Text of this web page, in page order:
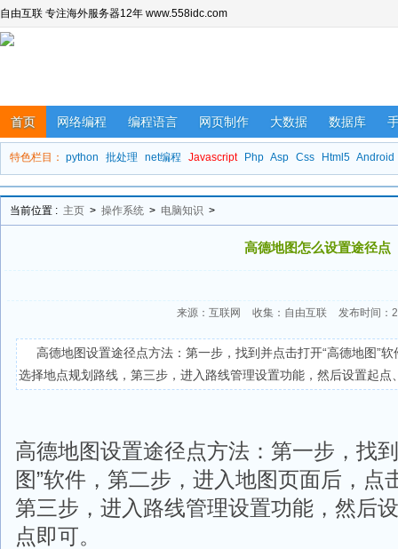
自由互联 专注海外服务器12年 www.558idc.com
首页 网络编程 编程语言 网页制作 大数据 数据库
特色栏目： python 批处理 net编程 Javascript Php Asp Css Html5 Android
当前位置 : 主页 > 操作系统 > 电脑知识 >
高德地图怎么设置途径点
来源：互联网 收集：自由互联 发布时间：
高德地图设置途径点方法：第一步，找到并点击打开“高德地图”
选择地点规划路线，第三步，进入路线管理设置功能，然后设置起点
高德地图设置途径点方法：第一步，找
图”软件，第二步，进入地图页面后，点
第三步，进入路线管理设置功能，然后
点即可。